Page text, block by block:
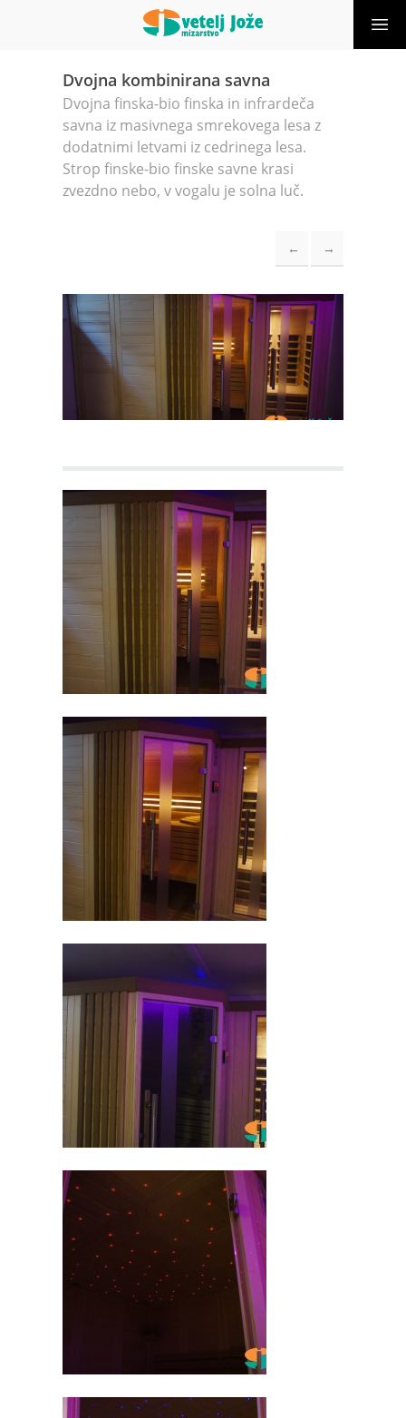
Dvojna kombinirana savna
Dvojna finska-bio finska in infrardeča
savna iz masivnega smrekovega lesa z
dodatnimi letvami iz cedrinega lesa.
Strop finske-bio finske savne krasi
zvezdno nebo, v vogalu je solna luč.
→
←